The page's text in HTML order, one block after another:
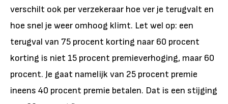
verschilt ook per verzekeraar hoe ver je terugvalt en
hoe snel je weer omhoog klimt. Let wel op: een
terugval van 75 procent korting naar 60 procent
korting is niet 15 procent premieverhoging, maar 60
procent. Je gaat namelijk van 25 procent premie
ineens 40 procent premie betalen. Dat is een stijging